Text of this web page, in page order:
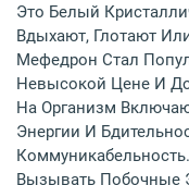
Это Белый
Вдыхают, Глотают
Мефедрон Стал
Невысокой Цене И
На Организм
Энергии И
Вызывать Побочные